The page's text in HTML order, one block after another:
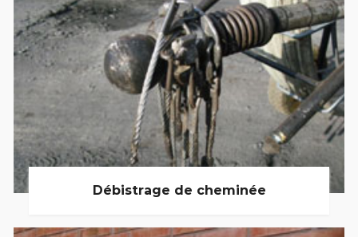
Débistrage de cheminée